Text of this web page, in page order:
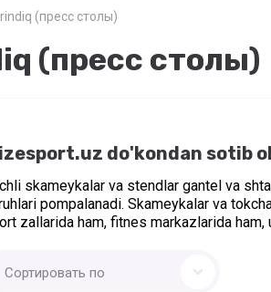
(пресс столы)
(пресс столы)
do'kondan sotib
skameykalar va stendlar gantel va
pompalanadi. Skameykalar va
zallarida ham, fitnes markazlarida ham,
Сортировать по